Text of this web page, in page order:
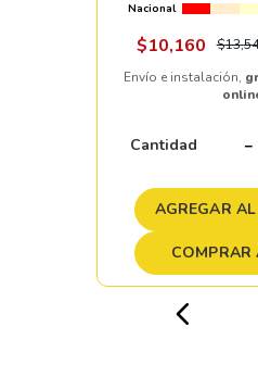
Nacional
$10,160 $13,
Envío e instalación,
Cantidad －
AGREGAR
COMPRAR